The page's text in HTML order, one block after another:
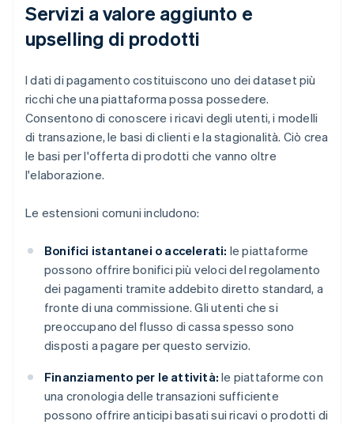
Servizi a valore aggiunto e
upselling di prodotti
I dati di pagamento costituiscono uno dei dataset più
ricchi che una piattaforma possa possedere.
Consentono di conoscere i ricavi degli utenti, i modelli
di transazione, le basi di clienti e la stagionalità. Ciò crea
le basi per l'offerta di prodotti che vanno oltre
l'elaborazione.
Le estensioni comuni includono:
Bonifici istantanei o accelerati: le piattaforme
possono offrire bonifici più veloci del regolamento
dei pagamenti tramite addebito diretto standard, a
fronte di una commissione. Gli utenti che si
preoccupano del flusso di cassa spesso sono
disposti a pagare per questo servizio.
Finanziamento per le attività: le piattaforme con
una cronologia delle transazioni sufficiente
possono offrire anticipi basati sui ricavi o prodotti di